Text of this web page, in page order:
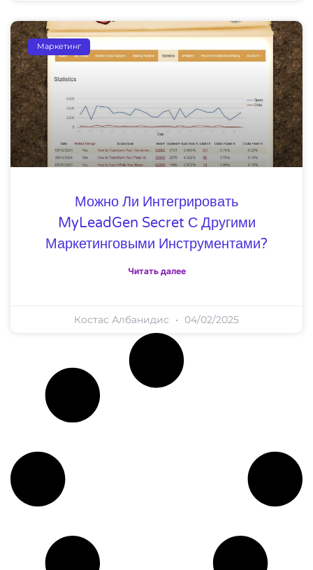
Маркетинг
Можно Ли Интегрировать
MyLeadGen Secret С Другими
Маркетинговыми Инструментами?
Читать далее
Костас Албанидис 04/02/2025